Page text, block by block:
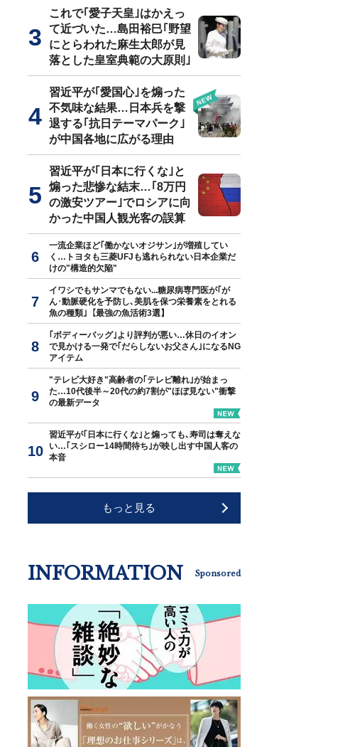
これで｢愛子天皇｣はかえっ
て近づいた…島田裕巳｢野望
にとらわれた麻生太郎が見
落とした皇室典範の大原則｣
習近平が｢愛国心｣を煽った
不気味な結果…日本兵を撃
退する｢抗日テーマパーク｣
が中国各地に広がる理由
習近平が｢日本に行くな｣と
煽った悲惨な結末…｢8万円
の激安ツアー｣でロシアに向
かった中国人観光客の誤算
一流企業ほど｢働かないオジサン｣が増殖してい
く…トヨタも三菱UFJも逃れられない日本企業だ
けの"構造的欠陥"
イワシでもサンマでもない...糖尿病専門医が｢が
ん･動脈硬化を予防し､美肌を保つ栄養素をとれる
魚の種類｣【最強の魚活術3選】
｢ボディーバッグ｣より評判が悪い…休日のイオン
で見かける一発で｢だらしないお父さん｣になるNG
アイテム
"テレビ大好き"高齢者の｢テレビ離れ｣が始まっ
た…10代後半～20代の約7割が"ほぼ見ない"衝撃
の最新データ
習近平が｢日本に行くな｣と煽っても､寿司は奪えな
い…｢スシロー14時間待ち｣が映し出す中国人客の
本音
もっと見る
INFORMATION Sponsored